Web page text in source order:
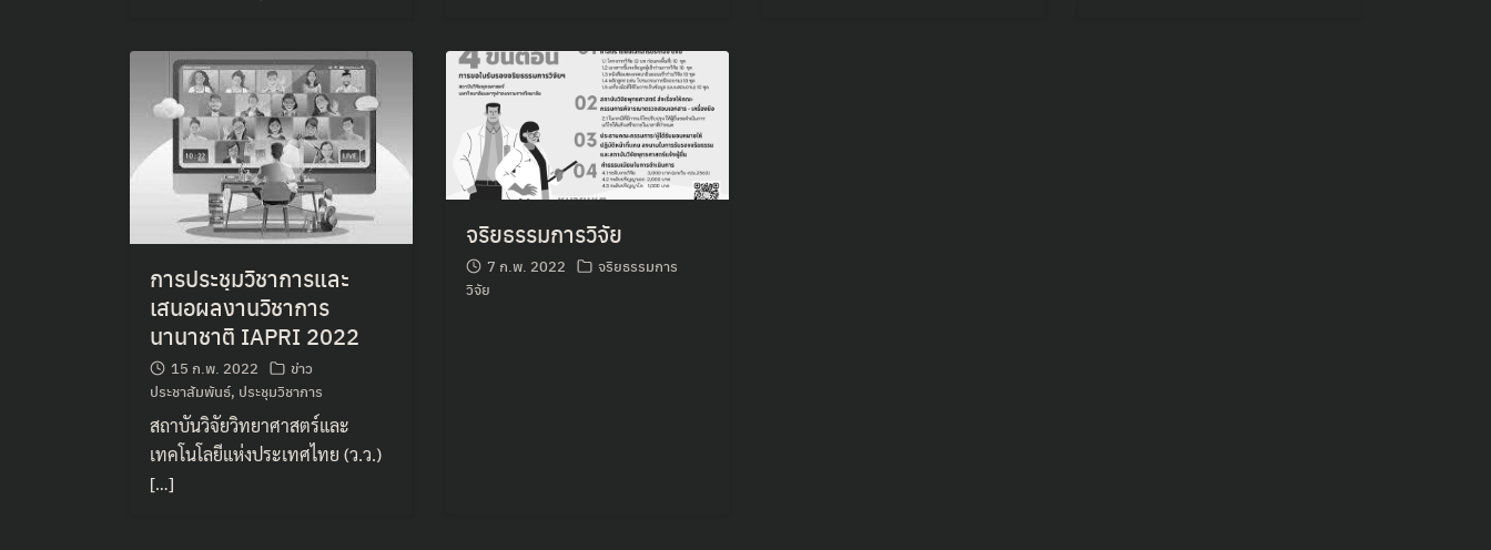
การประชุมวิชาการและ
เสนอผลงานวิชาการ
นานาชาติ IAPRI 2022
15 ก.พ. 2022
ข่าว
ประชาสัมพันธ์, ประชุมวิชาการ
สถาบันวิจัยวิทยาศาสตร์และ
เทคโนโลยีแห่งประเทศไทย (ว.ว.)
[…]
จริยธรรมการวิจัย
7 ก.พ. 2022
จริยธรรมการ
วิจัย